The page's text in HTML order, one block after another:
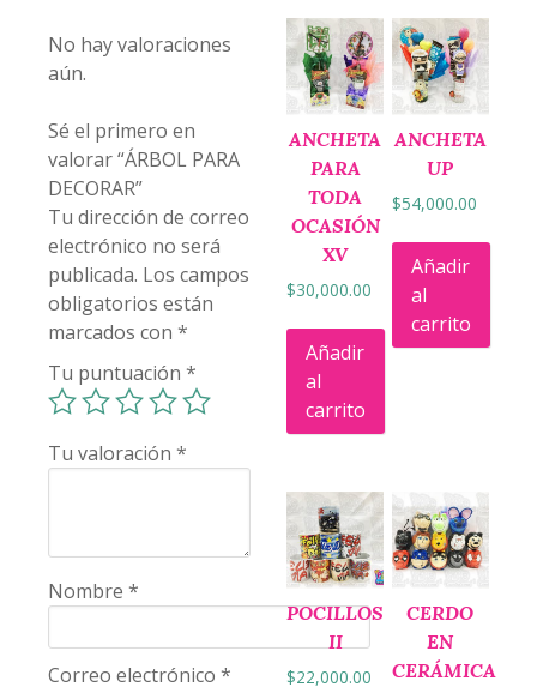
No hay valoraciones
aún.
Sé el primero en
valorar “ÁRBOL PARA
DECORAR”
Tu dirección de correo
electrónico no será
publicada. Los campos
obligatorios están
marcados con *
Tu puntuación *
Tu valoración *
Nombre *
Correo electrónico *
ANCHETA
PARA
TODA
OCASIÓN
XV
$30,000.00
Añadir
al
carrito
ANCHETA
UP
$54,000.00
Añadir
al
carrito
POCILLOS
II
$22,000.00
CERDO
EN
CERÁMICA